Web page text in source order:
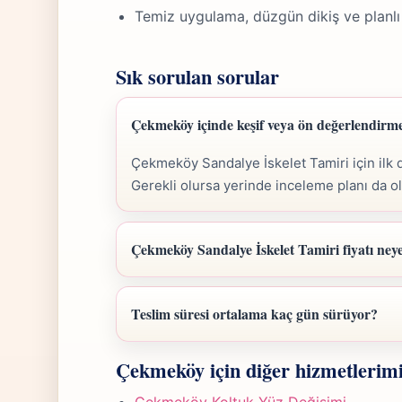
Temiz uygulama, düzgün dikiş ve
Sık sorulan sorular
Çekmeköy içinde keşif veya ön
Çekmeköy Sandalye İskelet Tamiri için ilk
Gerekli olursa yerinde inceleme planı da
Çekmeköy Sandalye İskelet Tamiri fiyatı
Çekmeköy Sandalye İskelet Tamiri fiyatı;
göre belirlenir. Fotoğraf gönderdiğinizde
Teslim süresi ortalama kaç gün sürüyor?
projede 5-7 iş günü hedefiyle çalışır,
Çekmeköy için diğer